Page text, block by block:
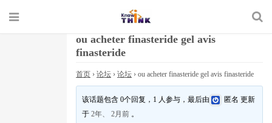
ou acheter finasteride gel avis
finasteride
首页 › 论坛 › 论坛 › ou acheter finasteride gel avis finasteride
该话题包含 0个回复，1 人参与，最后由 匿名 更新
于2年、 2月前 。